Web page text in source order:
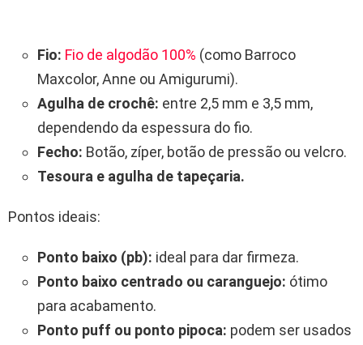
Fio: Fio de algodão 100% (como Barroco
Maxcolor, Anne ou Amigurumi).
Agulha de crochê: entre 2,5 mm e 3,5 mm,
dependendo da espessura do fio.
Fecho: Botão, zíper, botão de pressão ou velcro.
Tesoura e agulha de tapeçaria.
Pontos ideais:
Ponto baixo (pb): ideal para dar firmeza.
Ponto baixo centrado ou caranguejo: ótimo
para acabamento.
Ponto puff ou ponto pipoca: podem ser usados